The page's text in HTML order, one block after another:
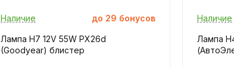
Наличие до 29 бонусов
Лампа H7 12V 55W PX26d
(Goodyear) блистер
Наличие
Лампа